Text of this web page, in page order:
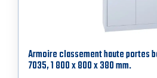
Armoire classement haute portes
7035, 1 800 x 800 x 380 mm.